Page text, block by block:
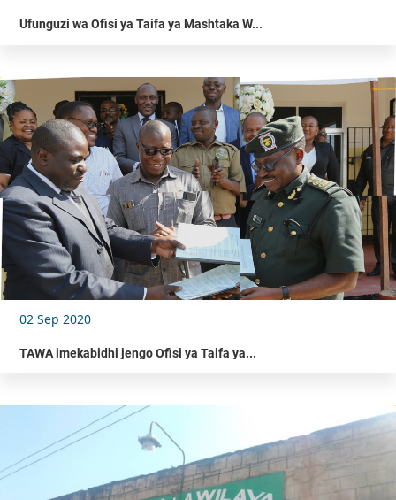
Ufunguzi wa Ofisi ya Taifa ya Mashtaka W...
02 Sep 2020
TAWA imekabidhi jengo Ofisi ya Taifa ya...